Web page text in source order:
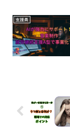
支援員